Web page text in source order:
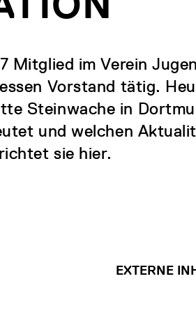
Mitglied im Verein
Vorstand tätig.
Steinwache in
und welchen
sie hier.
EXTERNE